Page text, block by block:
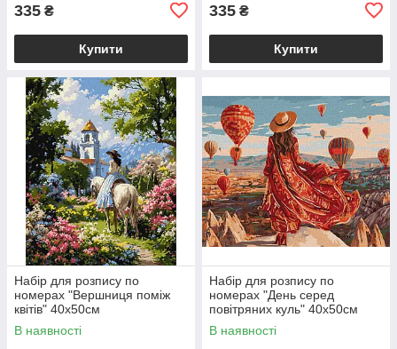
335 ₴
Купити
335 ₴
Купити
Набір для розпису по
номерах "Вершниця поміж
квітів" 40х50см
В наявності
Набір для розпису по
номерах "День серед
повітряних куль" 40х50см
В наявності